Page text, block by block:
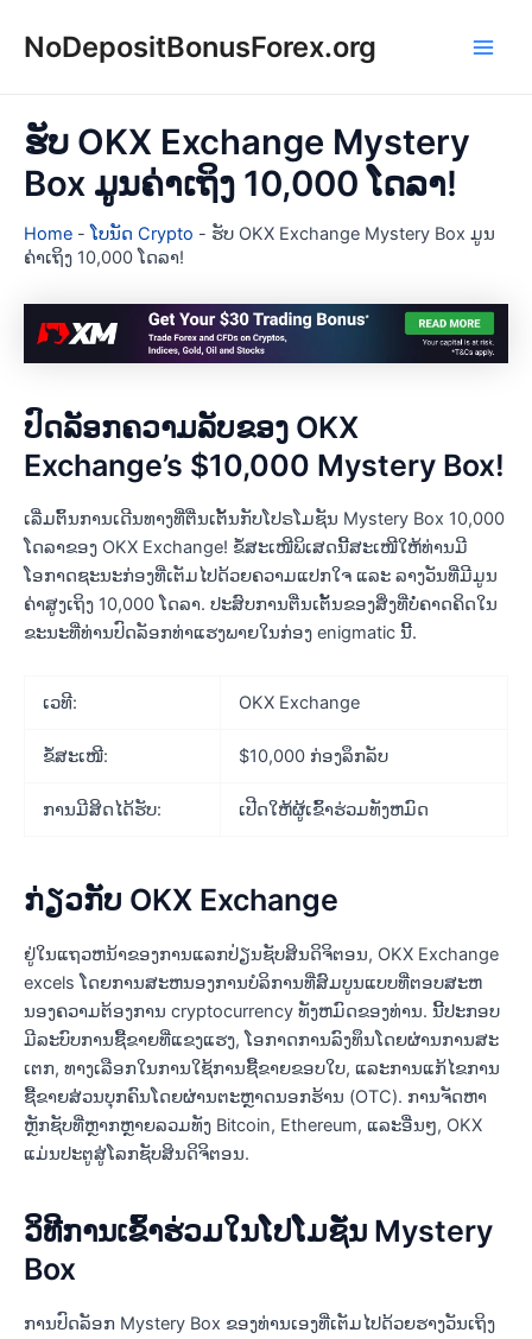
NoDepositBonusForex.org
ຮັບ OKX Exchange Mystery
Box ມູນຄ່າເຖິງ 10,000 ໂດລາ!
Home -ໂບນັດ Crypto - ຮັບ OKX Exchange Mystery Box ມູນ
ຄ່າເຖິງ 10,000 ໂດລາ!
ປົດລັອກຄວາມລັບຂອງ OKX
Exchange’s $10,000 Mystery Box!
ເລີ່ມຕົ້ນການເດີນທາງທີ່ຕື່ນເຕັ້ນກັບໂປຣໂມຊັນ Mystery Box 10,000
ໂດລາຂອງ OKX Exchange! ຂໍ້ສະເໜີພິເສດນີ້ສະເໜີໃຫ້ທ່ານມີ
ໂອກາດຊະນະກ່ອງທີ່ເຕັມໄປດ້ວຍຄວາມແປກໃຈ ແລະ ລາງວັນທີ່ມີມູນ
ຄ່າສູງເຖິງ 10,000 ໂດລາ. ປະສົບການຕື່ນເຕັ້ນຂອງສິ່ງທີ່ບໍ່ຄາດຄິດໃນ
ຂະນະທີ່ທ່ານປົດລັອກທ່າແຮງພາຍໃນກ່ອງ enigmatic ນີ້.
ເວທີ: OKX Exchange
ຂໍ້ສະເໜີ: $10,000 ກ່ອງລຶກລັບ
ການມີສິດໄດ້ຮັບ: ເປີດໃຫ້ຜູ້ເຂົ້າຮ່ວມທັງຫມົດ
ກ່ຽວກັບ OKX Exchange
ຢູ່ໃນແຖວຫນ້າຂອງການແລກປ່ຽນຊັບສິນດິຈິຕອນ, OKX Exchange
excels ໂດຍການສະຫນອງການບໍລິການທີ່ສົມບູນແບບທີ່ຕອບສະຫ
ນອງຄວາມຕ້ອງການ cryptocurrency ທັງຫມົດຂອງທ່ານ. ນີ້ປະກອບ
ມີລະບົບການຊື້ຂາຍທີ່ແຂງແຮງ, ໂອກາດການລົງທຶນໂດຍຜ່ານການສະ
ເຕກ, ທາງເລືອກໃນການໃຊ້ການຊື້ຂາຍຂອບໃບ, ແລະການແກ້ໄຂການ
ຊື້ຂາຍສ່ວນບຸກຄົນໂດຍຜ່ານຕະຫຼາດນອກຮ້ານ (OTC). ການຈັດຫາ
ຫຼັກຊັບທີ່ຫຼາກຫຼາຍລວມທັງ Bitcoin, Ethereum, ແລະອື່ນໆ, OKX
ແມ່ນປະຕູສູ່ໂລກຊັບສິນດິຈິຕອນ.
ວິທີການເຂົ້າຮ່ວມໃນໂປໂມຊັ່ນ Mystery
Box
ການປົດລັອກ Mystery Box ຂອງທ່ານເອງທີ່ເຕັມໄປດ້ວຍຮາງວັນເຖິງ